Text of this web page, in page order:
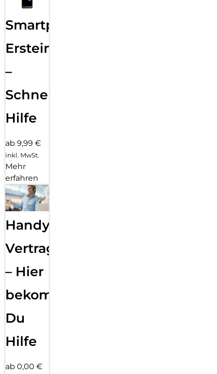
Smartphone
Ersteinrichtung
–
Schnelle
Hilfe
ab 9,99 €
inkl. MwSt.
Mehr
erfahren
Handy
Vertragsabwicklung
– Hier
bekommst
Du
Hilfe
ab 0,00 €